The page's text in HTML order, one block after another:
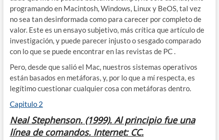
programando en Macintosh, Windows, Linux y BeOS, tal vez
no sea tan desinformada como para carecer por completo de
valor. Este es un ensayo subjetivo, más crítica que artículo de
investigación, y puede parecer injusto o sesgado comparado
con lo que se puede encontrar en las revistas de PC .
Pero, desde que salió el Mac, nuestros sistemas operativos
están basados en metáforas, y, por lo que a mí respecta, es
legítimo cuestionar cualquier cosa con metáforas dentro.
Capitulo 2
Neal Stephenson. (1999). Al principio fue una
línea de comandos. Internet: CC.